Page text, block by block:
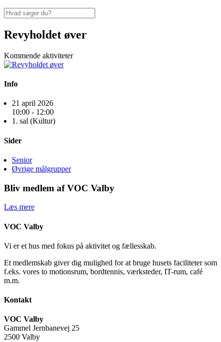
Revyholdet øver
Kommende aktiviteter
Info
21 april 2026
10:00 - 12:00
1. sal (Kultur)
Sider
Senior
Øvrige målgrupper
Bliv medlem af VOC Valby
Læs mere
VOC Valby
Vi er et hus med fokus på aktivitet og fællesskab.
Et medlemskab giver dig mulighed for at bruge husets faciliteter som
f.eks. vores to motionsrum, bordtennis, værksteder, IT-rum, café
m.m.
Kontakt
VOC Valby
Gammel Jernbanevej 25
2500 Valby